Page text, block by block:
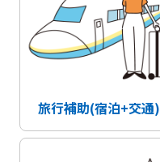
旅行補助(宿泊+交通)